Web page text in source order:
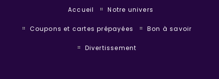
Accueil Notre univers
Coupons et cartes prépayées Bon à savoir
Divertissement